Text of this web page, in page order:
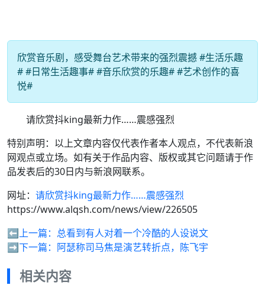
欣赏音乐剧，感受舞台艺术带来的强烈震撼 #生活乐趣
# #日常生活趣事# #音乐欣赏的乐趣# #艺术创作的喜
悦#
请欣赏抖king最新力作……震感强烈
特别声明：以上文章内容仅代表作者本人观点，不代表新浪
网观点或立场。如有关于作品内容、版权或其它问题请于作
品发表后的30日内与新浪网联系。
网址： 请欣赏抖king最新力作……震感强烈
https://www.alqsh.com/news/view/226505
⬅️上一篇： 总看到有人对着一个冷酷的人设说文
➡️下一篇： 阿瑟称司马焦是演艺转折点，陈飞宇
相关内容